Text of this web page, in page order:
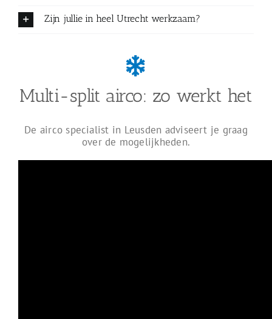
Zijn jullie in heel Utrecht werkzaam?
Multi-split airco: zo werkt het
De airco specialist in Leusden adviseert je graag
over de mogelijkheden.